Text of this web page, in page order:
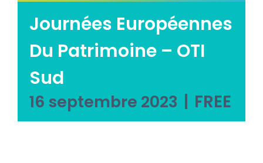
Journées Européennes
Du Patrimoine – OTI
Sud
16 septembre 2023 | FREE